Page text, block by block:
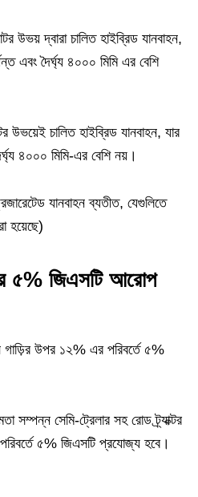
উভয় দ্বারা চালিত হাইব্রিড যানবাহন,
এবং দৈর্ঘ্য ৪০০০ মিমি এর বেশি
উভয়েই চালিত হাইব্রিড যানবাহন, যার
৪০০০ মিমি-এর বেশি নয়।
যানবাহন ব্যতীত, যেগুলিতে
হয়েছে)
৫% জিএসটি আরোপ
উপর ১২% এর পরিবর্তে ৫%
সম্পন্ন সেমি-ট্রেলার সহ রোড ট্র্যাক্টর
৫% জিএসটি প্রযোজ্য হবে।